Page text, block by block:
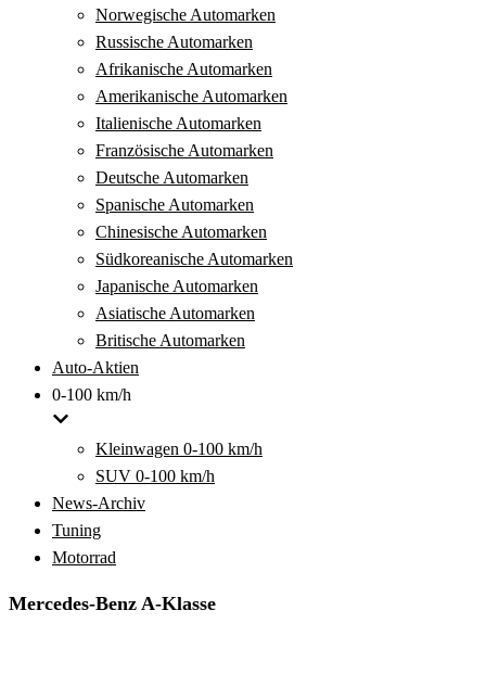
Norwegische Automarken
Russische Automarken
Afrikanische Automarken
Amerikanische Automarken
Italienische Automarken
Französische Automarken
Deutsche Automarken
Spanische Automarken
Chinesische Automarken
Südkoreanische Automarken
Japanische Automarken
Asiatische Automarken
Britische Automarken
Auto-Aktien
0-100 km/h
Kleinwagen 0-100 km/h
SUV 0-100 km/h
News-Archiv
Tuning
Motorrad
Mercedes-Benz A-Klasse